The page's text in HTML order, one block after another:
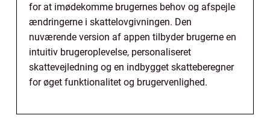
for at imødekomme brugernes behov og afspejle
ændringerne i skattelovgivningen. Den
nuværende version af appen tilbyder brugerne en
intuitiv brugeroplevelse, personaliseret
skattevejledning og en indbygget skatteberegner
for øget funktionalitet og brugervenlighed.